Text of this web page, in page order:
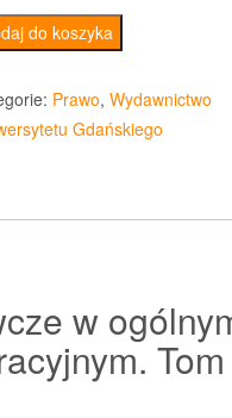
do koszyka
Prawo, Wydawnictwo
Gdańskiego
w